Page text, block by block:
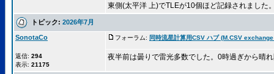
東側(太平洋 上)でTLEが10個ほど記録されました
トピック: 2026年7月
SonotaCo
返信: 294
表示: 21175
フォーラム: 同時流星計算用CSV ハブ (M.CSV
夜半前は曇りで雷光多数でした。0時過ぎから晴